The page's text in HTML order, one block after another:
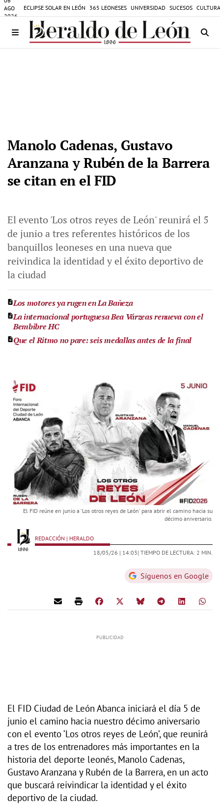
AGO
2026
ECLIPSE SOLAR EN LEÓN 365 LEONESES UNIVERSIDAD SUCESOS
Manolo Cadenas, Gustavo
Aranzana y Rubén de la Barrera
se citan en el FID
El evento 'Los otros reyes de León' reunirá el 5
de junio a tres referentes históricos de los
banquillos leoneses en una nueva que
reivindica la identidad y el éxito deportivo de
la ciudad
Los motores ya rugen en La Bañeza
La internacional portuguesa Bea Várzeas renueva con el
Bembibre HC
Que el Ritmo no pare: seis medallas antes de la final
El FID reúne en junio a 'Los otros reyes de León' para abrir el camino hacia su
décimo aniversario.
REDACCIÓN | HERALDO
18/05/26 | 14:03| TIEMPO DE LECTURA: 2 MIN.
Síguenos en Google
El FID Ciudad de León Abanca iniciará el día 5 de
junio el camino hacia nuestro décimo aniversario
con el evento ‘Los otros reyes de León’, que reunirá
a tres de los entrenadores más importantes en la
historia del deporte leonés, Manolo Cadenas,
Gustavo Aranzana y Rubén de la Barrera, en un acto
que buscará reivindicar la identidad y el éxito
deportivo de la ciudad.